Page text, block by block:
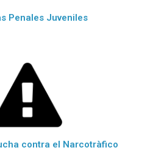
Penales Juveniles
contra el Narcotràfico